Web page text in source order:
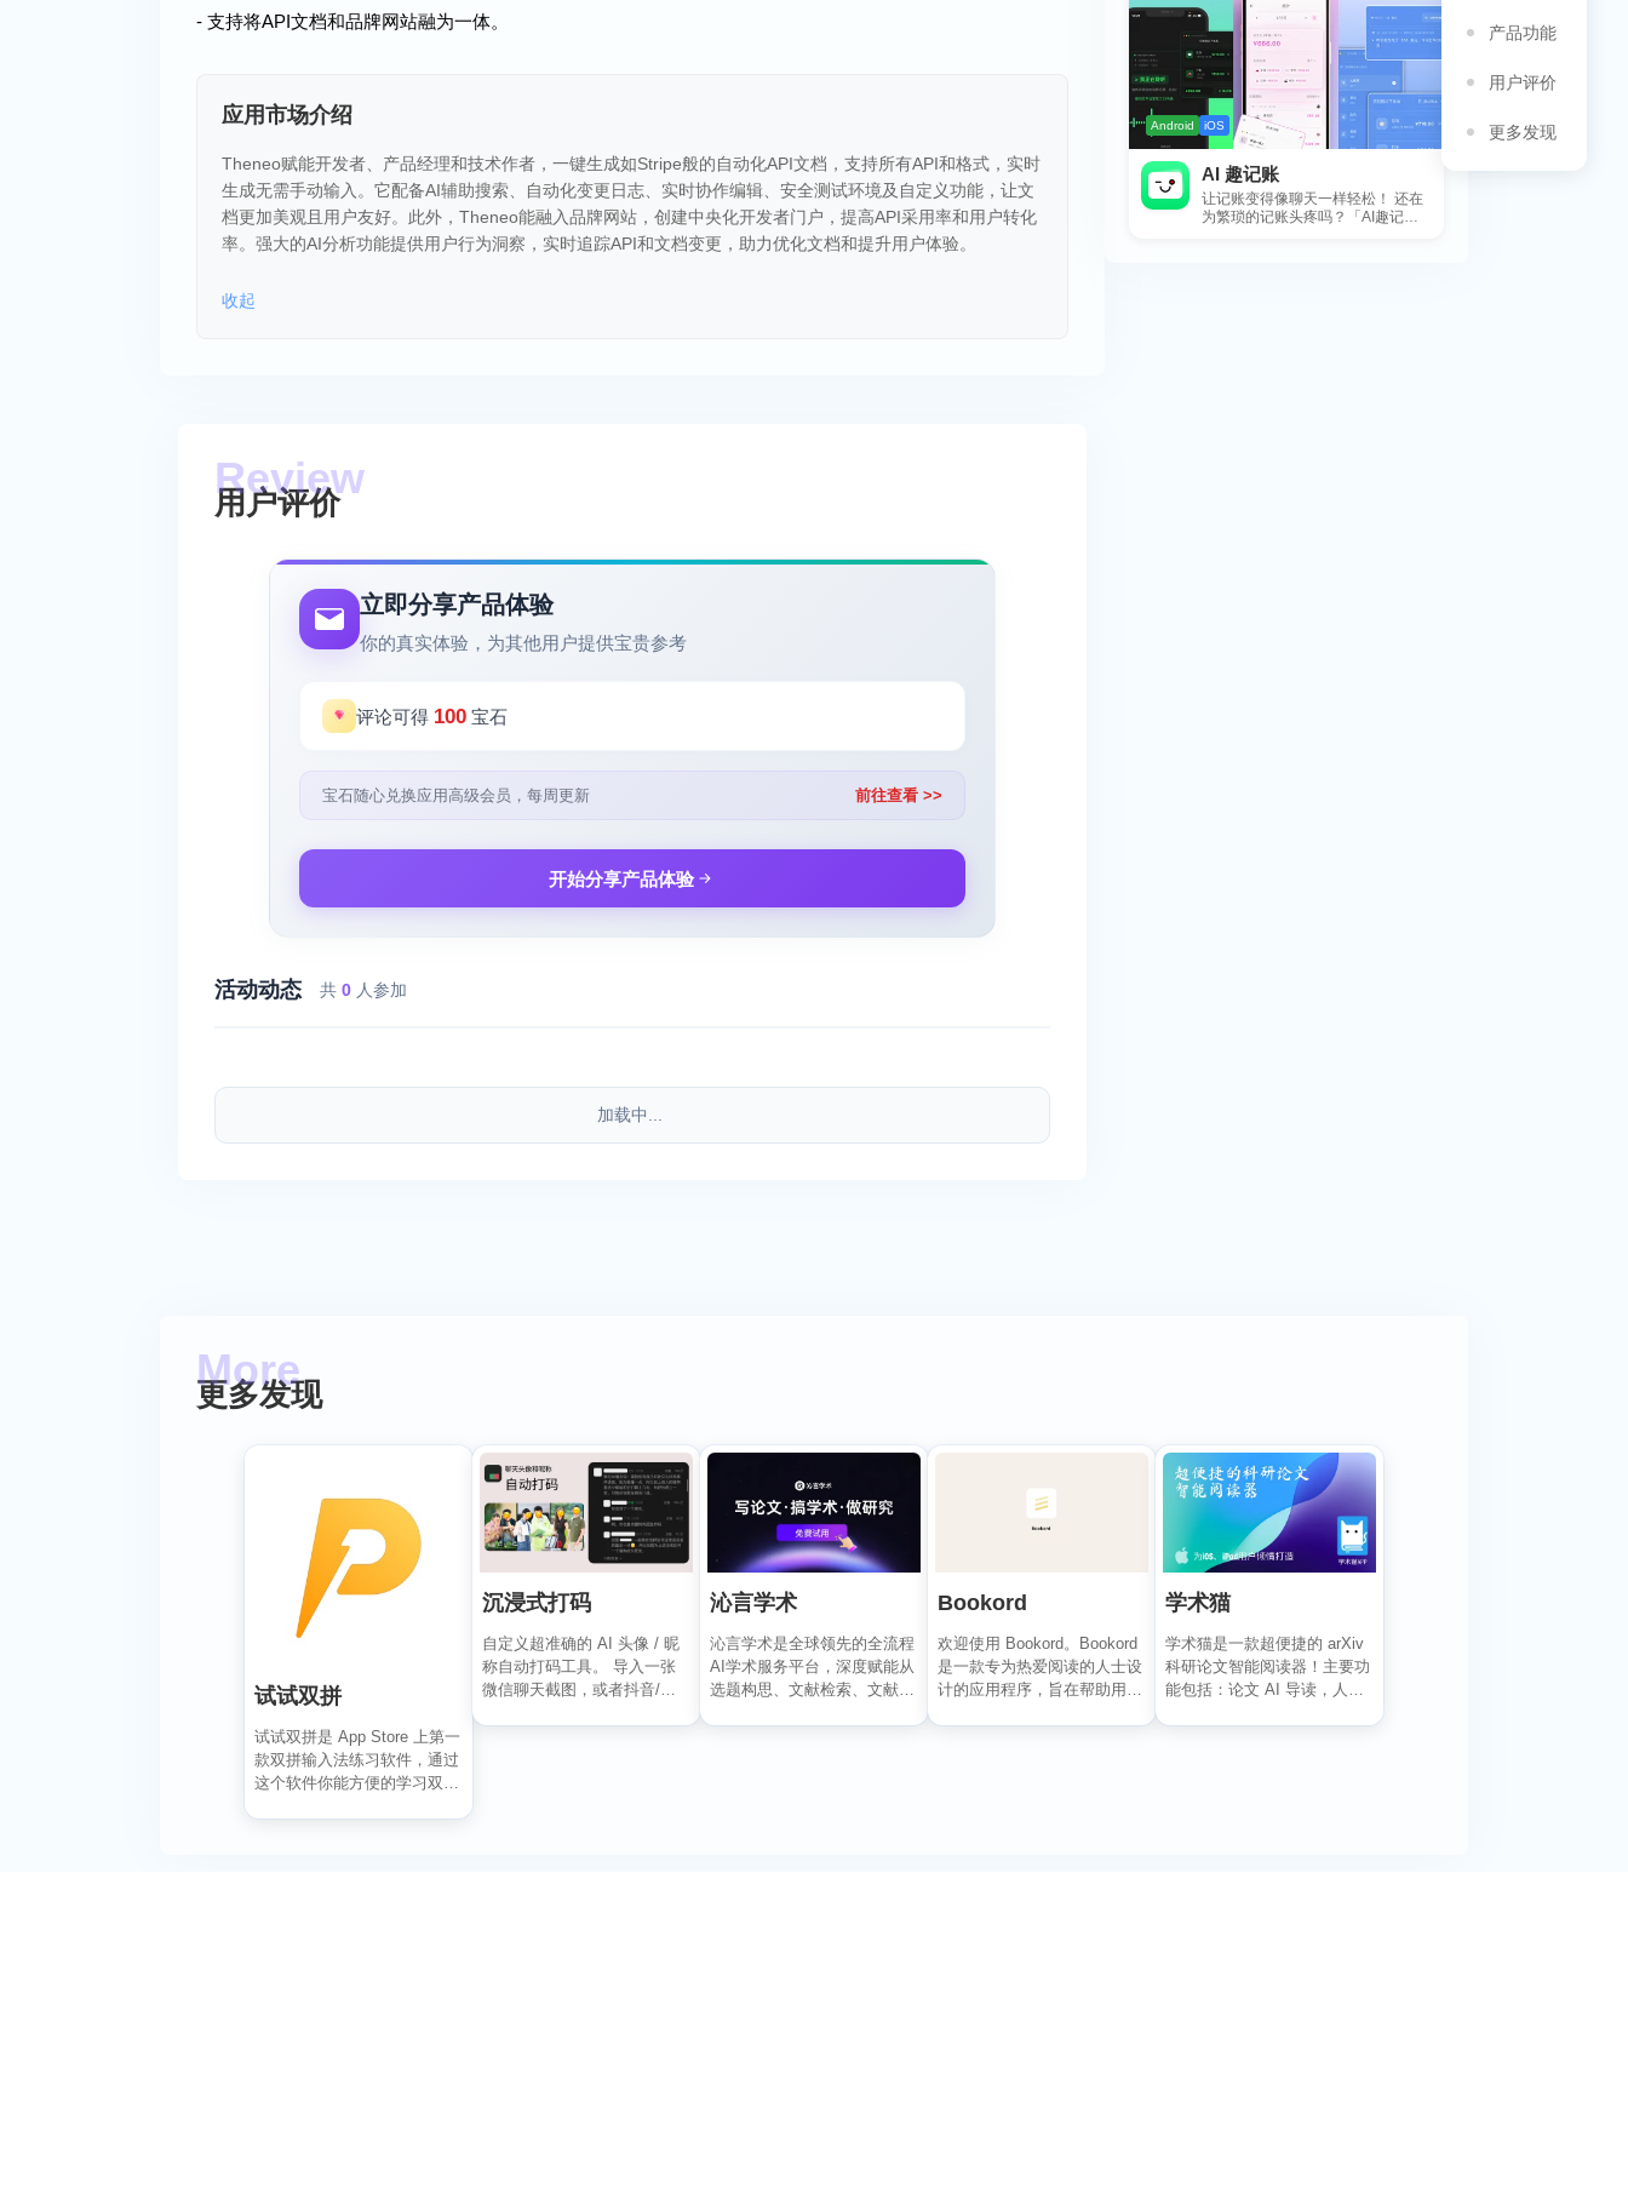
产品功能
用户评价
更多发现
- 支持将API文档和品牌网站融为一体。
应用市场介绍
Theneo赋能开发者、产品经理和技术作者，一键生成如Stripe般的自动化API文档，支持所有API和格式，实时
生成无需手动输入。它配备AI辅助搜索、自动化变更日志、实时协作编辑、安全测试环境及自定义功能，让文
档更加美观且用户友好。此外，Theneo能融入品牌网站，创建中央化开发者门户，提高API采用率和用户转化
率。强大的AI分析功能提供用户行为洞察，实时追踪API和文档变更，助力优化文档和提升用户体验。
收起
用户评价
立即分享产品体验
你的真实体验，为其他用户提供宝贵参考
评论可得 100 宝石
宝石随心兑换应用高级会员，每周更新 前往查看 >>
开始分享产品体验
活动动态 共 0 人参加
加载中...
Android iOS
AI 趣记账
让记账变得像聊天一样轻松！ 还在
为繁琐的记账头疼吗？「AI趣记
更多发现
试试双拼
试试双拼是 App Store 上第一
款双拼输入法练习软件，通过
这个软件你能方便的学习双拼
沉浸式打码
自定义超准确的 AI 头像 / 昵
称自动打码工具。 导入一张
微信聊天截图，或者抖音/小
沁言学术
沁言学术是全球领先的全流程
AI学术服务平台，深度赋能从
选题构思、文献检索、文献阅
Bookord
欢迎使用 Bookord。Bookord
是一款专为热爱阅读的人士设
计的应用程序，旨在帮助用户
学术猫
学术猫是一款超便捷的 arXiv
科研论文智能阅读器！主要功
能包括：论文 AI 导读，人工